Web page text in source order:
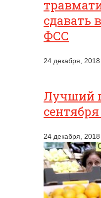
сдавать
ФСС
24 декабря, 2018
Лучший
24 декабря, 2018